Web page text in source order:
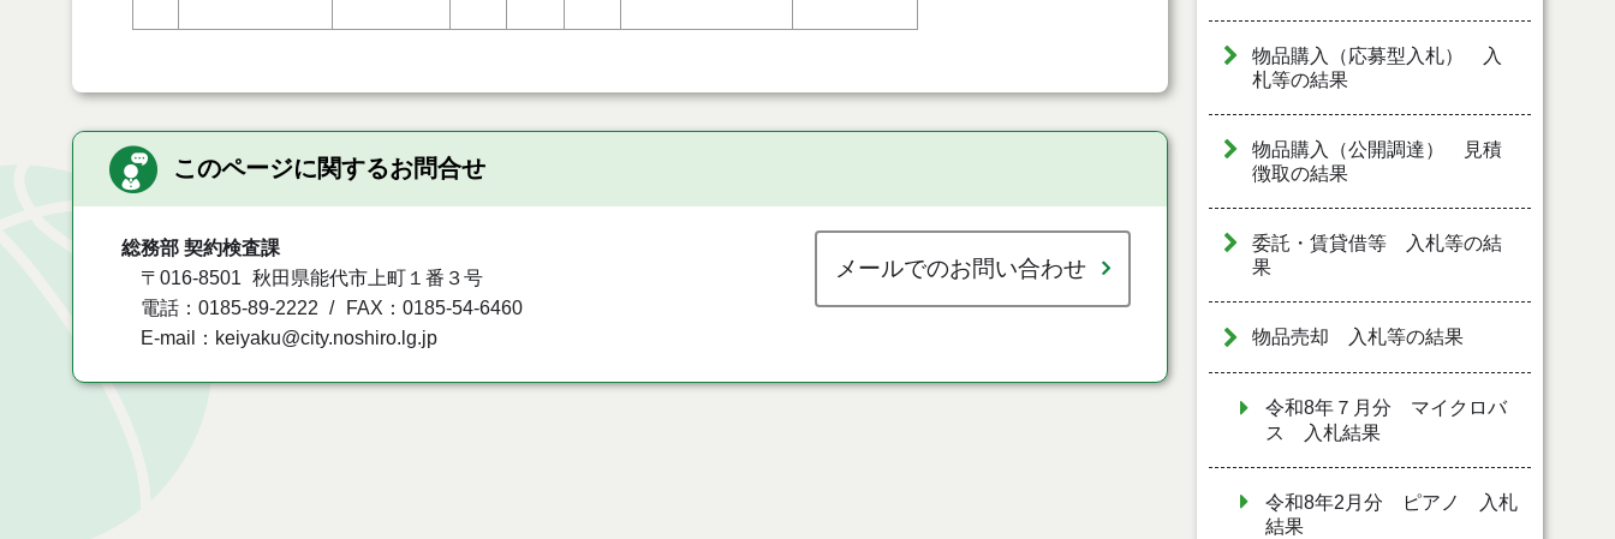
このページに関するお問合せ
総務部 契約検査課
〒016-8501
秋田県能代市上町１番３号
電話：0185-89-2222
FAX：0185-54-6460
E-mail：keiyaku@city.noshiro.lg.jp
メールでのお問い合わせ
物品購入（応募型入札） 入
札等の結果
物品購入（公開調達） 見積
徴取の結果
委託・賃貸借等 入札等の結
果
物品売却 入札等の結果
令和8年７月分 マイクロバ
ス 入札結果
令和8年2月分 ピアノ 入札
結果